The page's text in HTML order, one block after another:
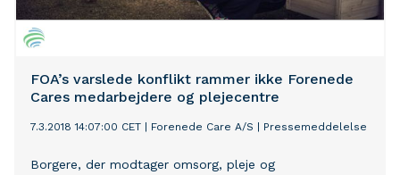
FOA’s varslede konflikt rammer ikke Forenede
Cares medarbejdere og plejecentre
7.3.2018 14:07:00 CET Forenede Care A/S Pressemeddelelse
Borgere, der modtager omsorg, pleje og